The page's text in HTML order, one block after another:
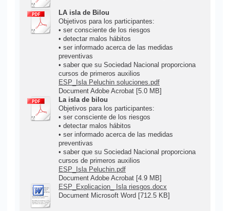
LA isla de Bilou
Objetivos para los participantes:
• ser consciente de los riesgos
• detectar malos hábitos
• ser informado acerca de las medidas
preventivas
• saber que su Sociedad Nacional proporciona
cursos de primeros auxilios
ESP_Isla Peluchin soluciones.pdf
Document Adobe Acrobat [5.0 MB]
La isla de bilou
Objetivos para los participantes:
• ser consciente de los riesgos
• detectar malos hábitos
• ser informado acerca de las medidas
preventivas
• saber que su Sociedad Nacional proporciona
cursos de primeros auxilios
ESP_Isla Peluchin.pdf
Document Adobe Acrobat [4.9 MB]
ESP_Explicacion_ Isla riesgos.docx
Document Microsoft Word [712.5 KB]